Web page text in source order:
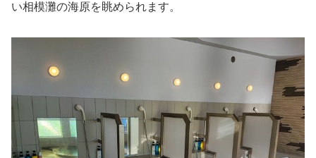
い相模灘の海原を眺められます。